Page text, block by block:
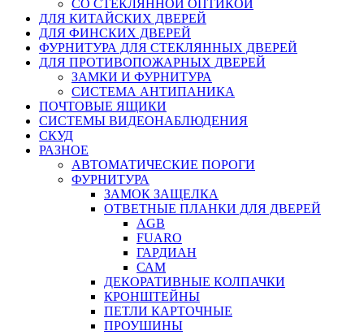
СО СТЕКЛЯННОЙ ОПТИКОЙ
ДЛЯ КИТАЙСКИХ ДВЕРЕЙ
ДЛЯ ФИНСКИХ ДВЕРЕЙ
ФУРНИТУРА ДЛЯ СТЕКЛЯННЫХ ДВЕРЕЙ
ДЛЯ ПРОТИВОПОЖАРНЫХ ДВЕРЕЙ
ЗАМКИ И ФУРНИТУРА
СИСТЕМА АНТИПАНИКА
ПОЧТОВЫЕ ЯЩИКИ
СИСТЕМЫ ВИДЕОНАБЛЮДЕНИЯ
СКУД
РАЗНОЕ
АВТОМАТИЧЕСКИЕ ПОРОГИ
ФУРНИТУРА
ЗАМОК ЗАЩЕЛКА
ОТВЕТНЫЕ ПЛАНКИ ДЛЯ ДВЕРЕЙ
AGB
FUARO
ГАРДИАН
САМ
ДЕКОРАТИВНЫЕ КОЛПАЧКИ
КРОНШТЕЙНЫ
ПЕТЛИ КАРТОЧНЫЕ
ПРОУШИНЫ